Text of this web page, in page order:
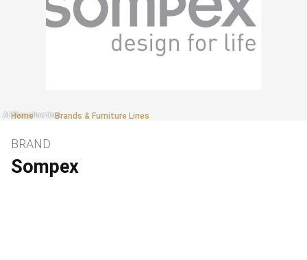
Home Brands & Furniture Lines
Sompex
BRAND